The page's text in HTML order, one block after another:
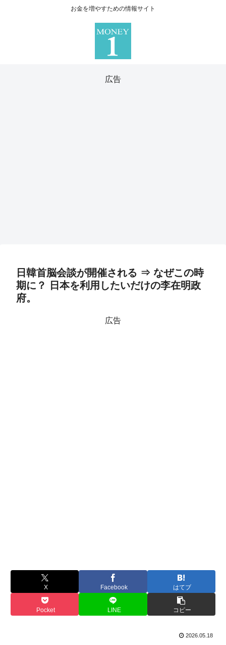
お金を増やすための情報サイト
広告
日韓首脳会談が開催される ⇒ なぜこの時
期に？ 日本を利用したいだけの李在明政
府。
広告
X Facebook はてブ
Pocket LINE コピー
2026.05.18